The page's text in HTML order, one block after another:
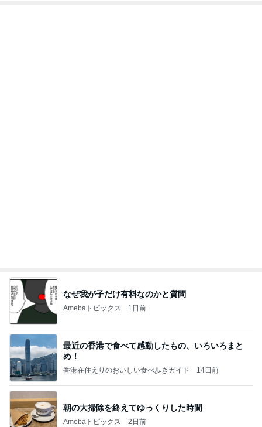
なぜ我が子だけ有料なのかと質問
Amebaトピックス 1日前
最近の香港で食べて感動したもの、いろいろまと
め！
香港在住えりのおいしい食べ歩きガイド 14日前
朝の大掃除を終えてゆっくりした時間
Amebaトピックス 2日前